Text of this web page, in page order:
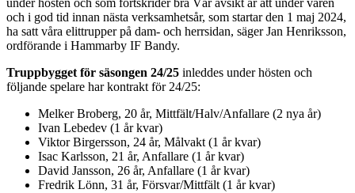
under hösten och som fortskrider bra Vår avsikt är att under våren
och i god tid innan nästa verksamhetsår, som startar den 1 maj 2024,
ha satt våra elittrupper på dam- och herrsidan, säger Jan Henriksson,
ordförande i Hammarby IF Bandy.
Truppbygget för säsongen 24/25 inleddes under hösten och
följande spelare har kontrakt för 24/25:
Melker Broberg, 20 år, Mittfält/Halv/Anfallare (2 nya år)
Ivan Lebedev (1 år kvar)
Viktor Birgersson, 24 år, Målvakt (1 år kvar)
Isac Karlsson, 21 år, Anfallare (1 år kvar)
David Jansson, 26 år, Anfallare (1 år kvar)
Fredrik Lönn, 31 år, Försvar/Mittfält (1 år kvar)